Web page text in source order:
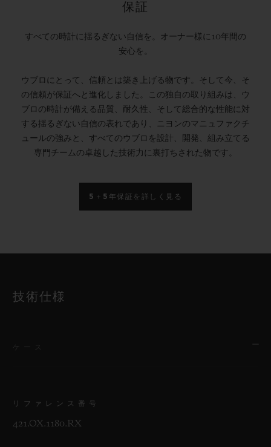
保証
すべての時計に揺るぎない自信を。オーナー様に10年間の
安心を。
ウブロにとって、信頼とは築き上げる物です。そして今、そ
の信頼が保証へと進化しました。この独自の取り組みは、ウ
ブロの時計が備える品質、耐久性、そして総合的な性能に対
する揺るぎない自信の表れであり、ニヨンのマニュファクチ
ュールの強みと、すべてのウブロを設計、開発、組み立てる
専門チームの卓越した技術力に裏打ちされた物です。
5＋5年保証を詳しく見る
技術仕様
リファレンス番号
421.OX.1180.RX